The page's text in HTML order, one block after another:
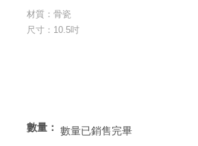
材質：骨瓷
尺寸：10.5吋
數量： 數量已銷售完畢